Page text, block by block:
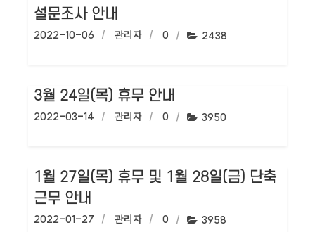
설문조사 안내
작성일:
2022-10-06 작성자:
관리자 댓글수:
0 조회수:
2438
3월 24일(목) 휴무 안내
작성일:
2022-03-14 작성자:
관리자 댓글수:
0 조회수:
3950
1월 27일(목) 휴무 및 1월 28일(금) 단축
근무 안내
작성일:
2022-01-27 작성자:
관리자 댓글수:
0 조회수:
3958